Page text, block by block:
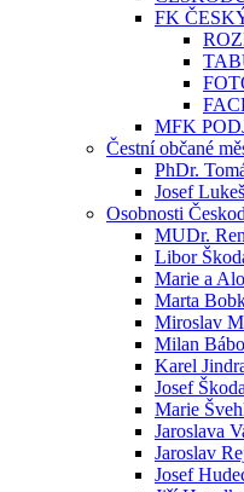
FK
MFK
Čestní občané
PhDr.
Josef Lukeš
Osobnosti
MUDr.
Libor
Marie a
Marta
Miroslav
Milan
Karel
Josef Škoda
Marie
Jaroslava
Jaroslav
Josef